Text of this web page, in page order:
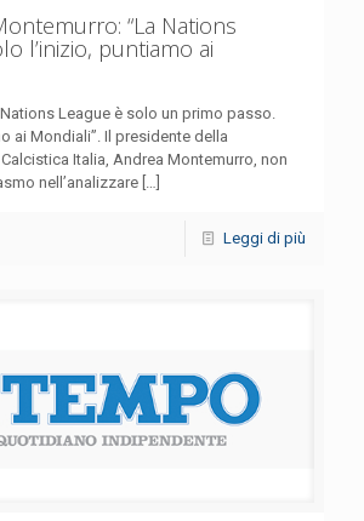
“La Nations
l’inizio, puntiamo ai
League è solo un primo passo.
ai Mondiali”. Il presidente della
Italia, Andrea Montemurro, non
nell’analizzare […]
Leggi di più